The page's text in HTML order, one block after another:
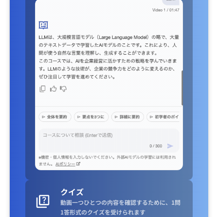
クイズ
動画一つひとつの内容を確認するために、1問
1答形式のクイズを受けられます